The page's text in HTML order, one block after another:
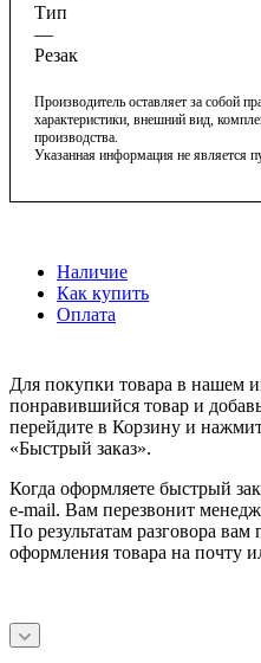
Тип
—
Резак
Производитель оставляет за собой
характеристики, внешний вид,
производства.
Указанная информация не является
Наличие
Как купить
Оплата
Для покупки товара в нашем
понравившийся товар и
перейдите в Корзину и
«Быстрый заказ».
Когда оформляете быстрый
e-mail. Вам перезвонит
По результатам разговора
оформления товара на почту